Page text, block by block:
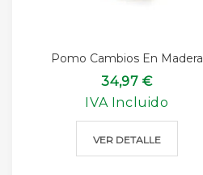
Pomo Cambios En Madera
34,97 €
IVA Incluido
VER DETALLE